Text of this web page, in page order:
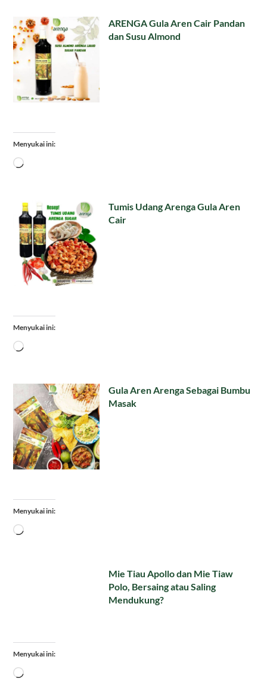
ARENGA Gula Aren Cair Pandan
dan Susu Almond
Menyukai ini:
Memuat...
Tumis Udang Arenga Gula Aren
Cair
Menyukai ini:
Memuat...
Gula Aren Arenga Sebagai Bumbu
Masak
Menyukai ini:
Memuat...
Mie Tiau Apollo dan Mie Tiaw
Polo, Bersaing atau Saling
Mendukung?
Menyukai ini:
Memuat...